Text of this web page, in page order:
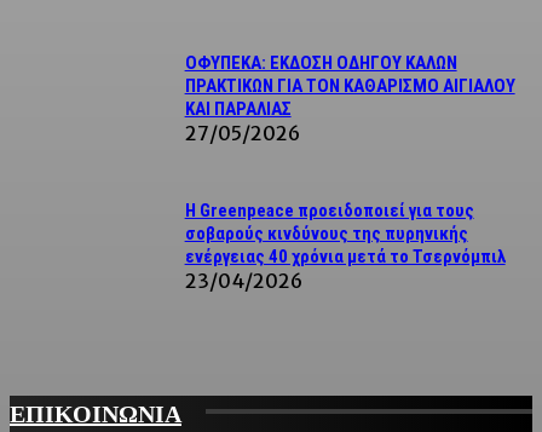
ΟΦΥΠΕΚΑ: ΕΚΔΟΣΗ ΟΔΗΓΟΥ ΚΑΛΩΝ
ΠΡΑΚΤΙΚΩΝ ΓΙΑ ΤΟΝ ΚΑΘΑΡΙΣΜΟ ΑΙΓΙΑΛΟΥ
ΚΑΙ ΠΑΡΑΛΙΑΣ
27/05/2026
Η Greenpeace προειδοποιεί για τους
σοβαρούς κινδύνους της πυρηνικής
ενέργειας 40 χρόνια μετά το Τσερνόμπιλ
23/04/2026
ΕΠΙΚΟΙΝΩΝΙΑ